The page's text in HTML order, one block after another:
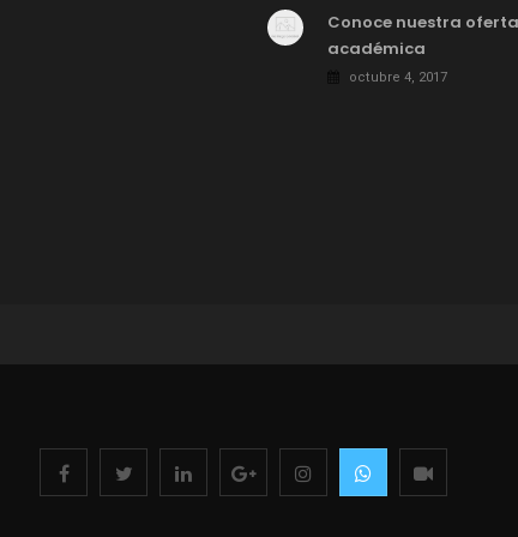
Conoce nuestra oferta
académica
octubre 4, 2017